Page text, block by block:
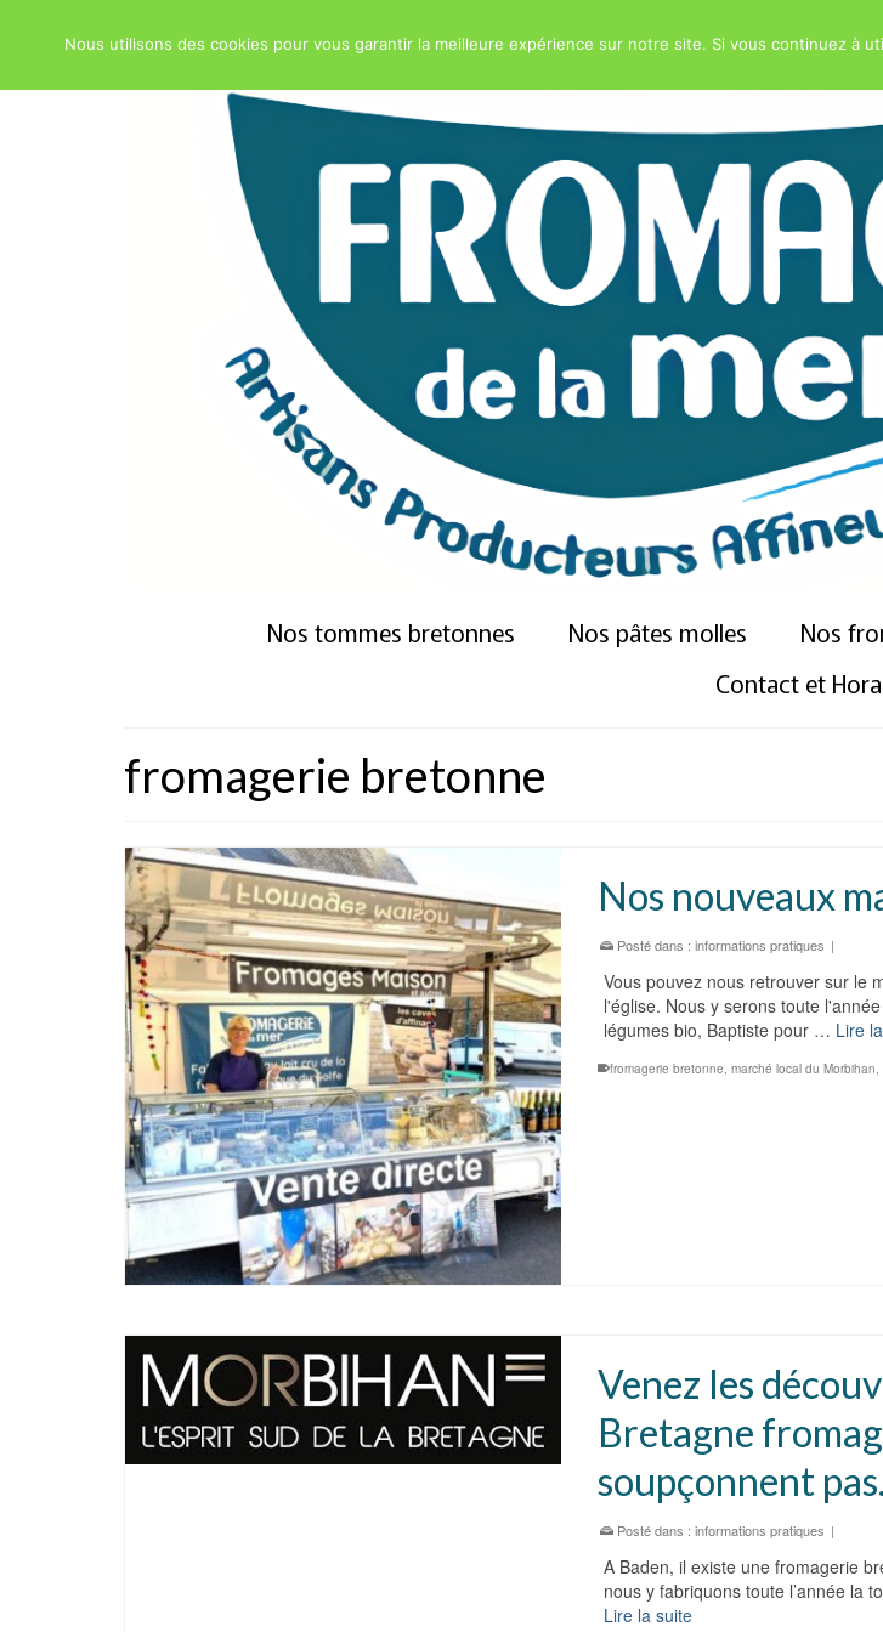
Nos tommes bretonnes Nos pâtes molles Nos
Contact et
fromagerie bretonne
Nos nouveaux
Posté dans :informations pratiques |
Vous pouvez nous retrouver sur le
l'église. Nous y serons toute
légumes bio, Baptiste pour … Lire
fromagerie bretonne,marché local du Morbihan,
Venez les
Bretagne
soupçonnent
Posté dans :informations pratiques |
A Baden, il existe une fromagerie
nous y fabriquons toute l’année la
Lire la suite
Nous utilisons des cookies pour vous garantir la meilleure expérience sur notre site. Si vous continuez à